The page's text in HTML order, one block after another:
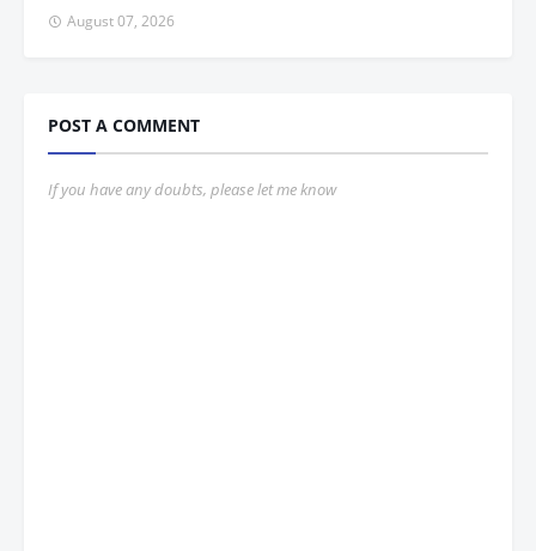
August 07, 2026
POST A COMMENT
If you have any doubts, please let me know